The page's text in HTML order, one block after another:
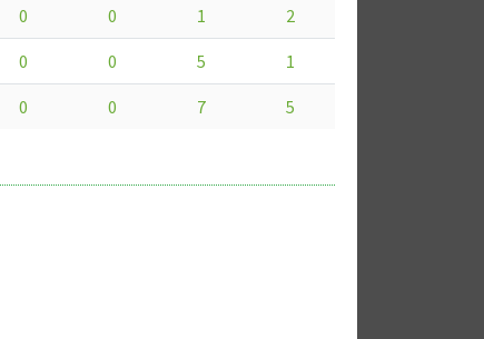
0 0 1 2
0 0 5 1
0 0 7 5